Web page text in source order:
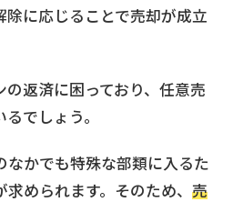
不動産リースバック
に応じることで売却が成立
返済に困っており、任意売
でしょう。
かでも特殊な部類に入るた
められます。そのため、 売